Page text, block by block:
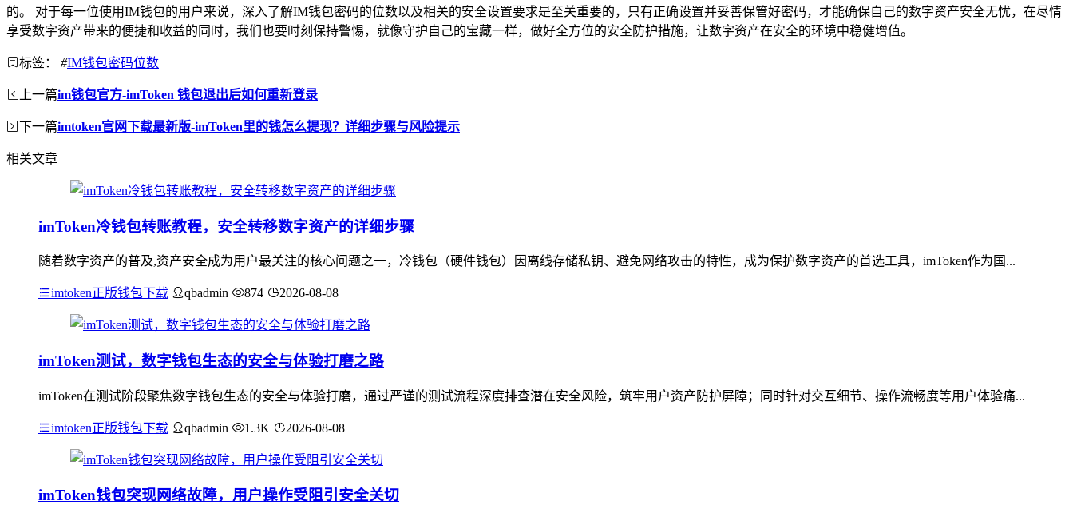
的。 对于每一位使用IM钱包的用户来说，深入了解IM钱包密码的位数以及相关的安全设置要求是至关重要的，只有正确设置并妥善保管好密码，才能确保自己的数字资产安全无忧，在尽情
享受数字资产带来的便捷和收益的同时，我们也要时刻保持警惕，就像守护自己的宝藏一样，做好全方位的安全防护措施，让数字资产在安全的环境中稳健增值。
标签： #IM钱包密码位数
上一篇im钱包官方-imToken 钱包退出后如何重新登录
下一篇imtoken官网下载最新版-imToken里的钱怎么提现？详细步骤与风险提示
相关文章
imToken冷钱包转账教程，安全转移数字资产的详细步骤
随着数字资产的普及,资产安全成为用户最关注的核心问题之一，冷钱包（硬件钱包）因离线存储私钥、避免网络攻击的特性，成为保护数字资产的首选工具，imToken作为国...
imtoken正版钱包下载 qbadmin 874 2026-08-08
imToken测试，数字钱包生态的安全与体验打磨之路
imToken在测试阶段聚焦数字钱包生态的安全与体验打磨，通过严谨的测试流程深度排查潜在安全风险，筑牢用户资产防护屏障；同时针对交互细节、操作流畅度等用户体验痛...
imtoken正版钱包下载 qbadmin 1.3K 2026-08-08
imToken钱包突现网络故障，用户操作受阻引安全关切